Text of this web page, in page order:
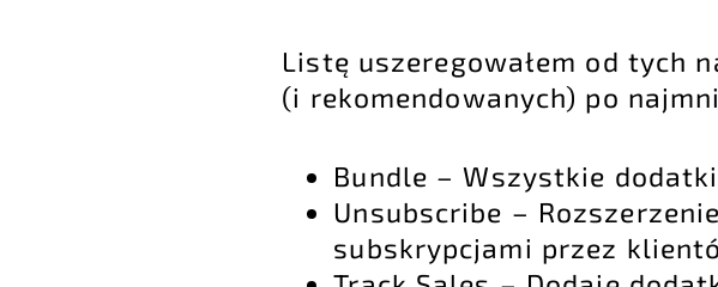
Listę uszeregowałem od tych
(i rekomendowanych) po
Bundle – Wszystkie
Unsubscribe –
subskrypcjami przez